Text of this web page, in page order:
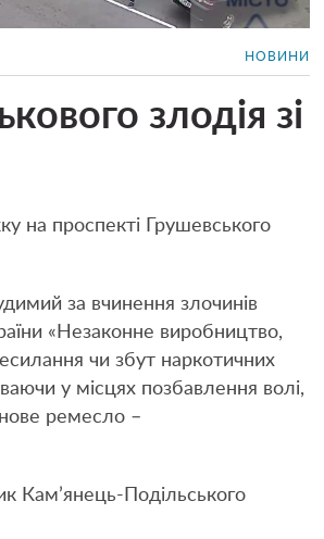
НОВИНИ
злодія зі
на проспекті Грушевського
за вчинення злочинів
«Незаконне виробництво,
чи збут наркотичних
у місцях позбавлення волі,
ремесло –
Кам’янець-Подільського